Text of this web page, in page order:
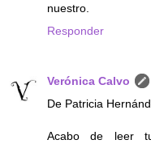
nuestro.
Responder
Verónica Calvo
De Patricia
Acabo de leer tu